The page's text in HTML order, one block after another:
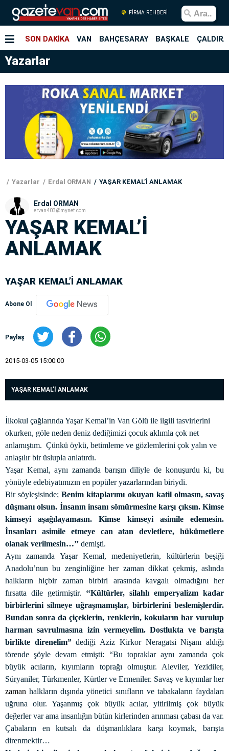
FİRMA REHBERİ
SON DAKİKA VAN BAHÇESARAY BAŞKALE
Yazarlar
Yazarlar Erdal ORMAN YAŞAR KEMAL’İ ANLAMAK
Erdal ORMAN
ervan403@mynet.com
YAŞAR KEMAL’İ
ANLAMAK
YAŞAR KEMAL’İ ANLAMAK
Abone Ol
Paylaş
2015-03-05 15:00:00
YAŞAR KEMAL’İ ANLAMAK
İlkokul çağlarında Yaşar Kemal’in Van Gölü ile ilgili tasvirlerini
okurken, göle neden deniz dediğimizi çocuk aklımla çok net
anlamıştım. Çünkü öykü, betimleme ve gözlemlerini çok yalın ve
anlaşılır bir üslupla anlatırdı.
Yaşar Kemal, aynı zamanda barışın diliyle de konuşurdu ki, bu
yönüyle edebiyatımızın en popüler yazarlarından biriydi.
Bir söyleşisinde;Benim kitaplarımı okuyan katil olmasın, savaş
düşmanı olsun. İnsanın insanı sömürmesine karşı çıksın. Kimse
kimseyi aşağılayamasın. Kimse kimseyi asimile edemesin.
İnsanları asimile etmeye can atan devletlere, hükümetlere
olanak verilmesin…’’ demişti.
Aynı zamanda Yaşar Kemal, medeniyetlerin, kültürlerin beşiği
Anadolu’nun bu zenginliğine her zaman dikkat çekmiş, aslında
halkların hiçbir zaman birbiri arasında kavgalı olmadığını her
fırsatta dile getirmiştir. ‘‘Kültürler, silahlı emperyalizm kadar
birbirlerini silmeye uğraşmamışlar, birbirlerini beslemişlerdir.
Bundan sonra da çiçeklerin, renklerin, kokuların har vurulup
harman savrulmasına izin vermeyelim. Dostlukta ve barışta
birlikte direnelim”dediği Aziz Kirkor Neragatsi Nişanı aldığı
törende şöyle devam etmişti: “Bu topraklar aynı zamanda çok
büyük acıların, kıyımların toprağı olmuştur. Aleviler, Yezidiler,
Süryaniler, Türkmenler, Kürtler ve Ermeniler. Savaş ve kıyımlar her
zaman halkların dışında yönetici sınıfların ve tabakaların faydaları
uğruna olur. Yaşanmış çok büyük acılar, yitirilmiş çok büyük
değerler var ama insanlığın bütün kirlerinden arınması çabası da var.
Çabaların en kutsalı da düşmanlıklara karşı koymak, barışta
direnmektir…